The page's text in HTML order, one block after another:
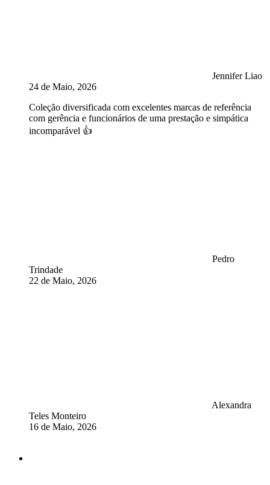
Jennifer Liao
24 de Maio, 2026
Coleção diversificada com excelentes marcas de referência
com gerência e funcionários de uma prestação e simpática
incomparável 👍
Pedro
Trindade
22 de Maio, 2026
Alexandra
Teles Monteiro
16 de Maio, 2026